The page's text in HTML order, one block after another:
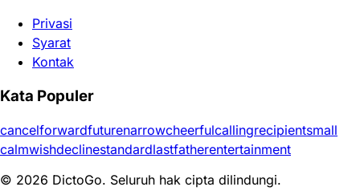
Privasi
Syarat
Kontak
Kata Populer
cancelforwardfuturenarrowcheerfulcallingrecipientsmall
calmwishdeclinestandardlastfatherentertainment
© 2026 DictoGo. Seluruh hak cipta dilindungi.